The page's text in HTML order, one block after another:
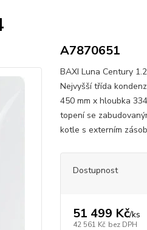
A7870651
BAXI Luna Century
Nejvyšší třída
450 mm x hloubka
topení se
kotle s externím
Dostupnost
51 499 Kč/ks
42 561 Kč bez DPH